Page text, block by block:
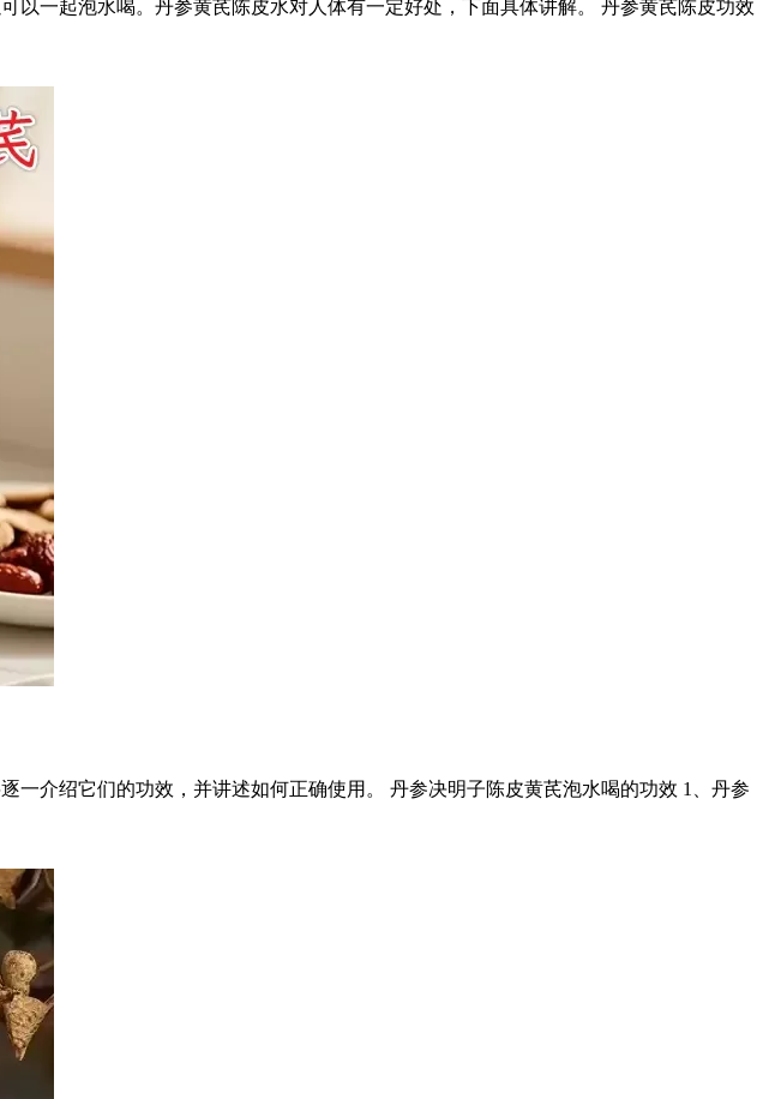
一起泡水喝。丹参黄芪陈皮水对人体有一定好处，下面具体讲解。 丹参黄芪陈皮功效
介绍它们的功效，并讲述如何正确使用。 丹参决明子陈皮黄芪泡水喝的功效 1、丹参